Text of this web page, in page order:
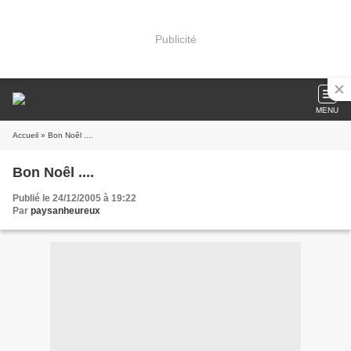
Publicité
MENU
Accueil » Bon Noêl ....
Bon Noêl ....
Publié le 24/12/2005 à 19:22
Par paysanheureux